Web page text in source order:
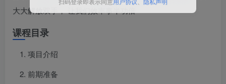
大大解放双手， 让我们效率事半功倍
课程目录
项目介绍
前期准备